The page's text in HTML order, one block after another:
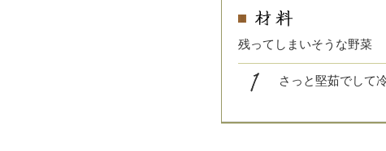
残ってしまいそうな野菜
さっと堅茹でして